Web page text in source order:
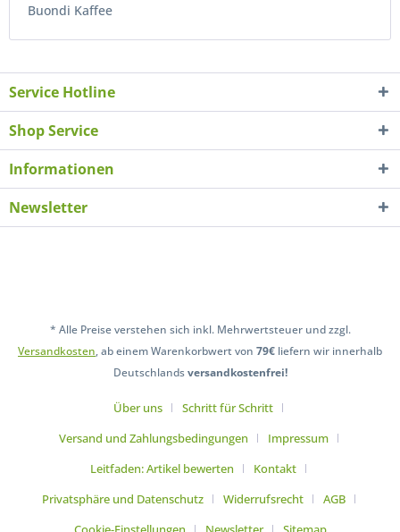
Buondi Kaffee
Service Hotline
Shop Service
Informationen
Newsletter
* Alle Preise verstehen sich inkl. Mehrwertsteuer und zzgl.
Versandkosten, ab einem Warenkorbwert von 79€ liefern wir innerhalb
Deutschlandsversandkostenfrei!
Über uns
Schritt für Schritt
Versand und Zahlungsbedingungen
Impressum
Leitfaden: Artikel bewerten
Kontakt
Privatsphäre und Datenschutz
Widerrufsrecht
AGB